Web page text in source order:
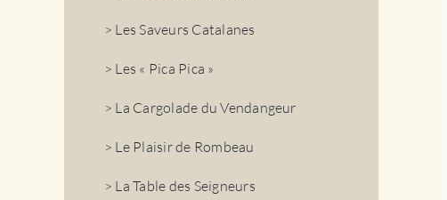
> Les Saveurs Catalanes
> Les « Pica Pica »
> La Cargolade du Vendangeur
> Le Plaisir de Rombeau
> La Table des Seigneurs